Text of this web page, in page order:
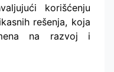
korišćenju
rešenja, koja
na razvoj i